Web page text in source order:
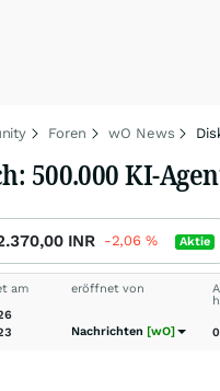
Foren wO News
500.000 KI-
INR -2,06 % Aktie
am
eröffnet von
Nachrichten [wO] 0